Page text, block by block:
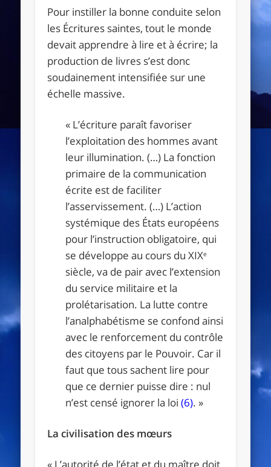
Pour instiller la bonne conduite selon
les Écritures saintes, tout le monde
devait apprendre à lire et à écrire; la
production de livres s’est donc
soudainement intensifiée sur une
échelle massive.
« L’écriture paraît favoriser
l’exploitation des hommes avant
leur illumination. (…) La fonction
primaire de la communication
écrite est de faciliter
l’asservissement. (…) L’action
systémique des États européens
pour l’instruction obligatoire, qui
se développe au cours du XIXe
siècle, va de pair avec l’extension
du service militaire et la
prolétarisation. La lutte contre
l’analphabétisme se confond ainsi
avec le renforcement du contrôle
des citoyens par le Pouvoir. Car il
faut que tous sachent lire pour
que ce dernier puisse dire : nul
n’est censé ignorer la loi(6). »
La civilisation des mœurs